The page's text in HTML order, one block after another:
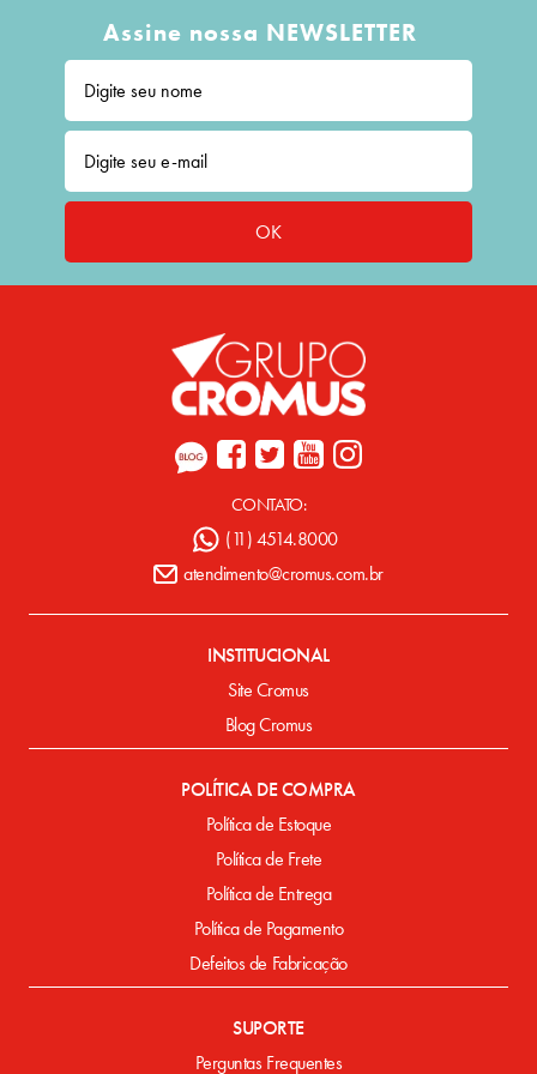
Assine nossa NEWSLETTER
OK
CONTATO:
(11) 4514.8000
atendimento@cromus.com.br
INSTITUCIONAL
Site Cromus
Blog Cromus
POLÍTICA DE COMPRA
Política de Estoque
Política de Frete
Política de Entrega
Política de Pagamento
Defeitos de Fabricação
SUPORTE
Perguntas Frequentes